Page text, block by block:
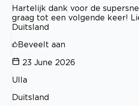
Hartelijk dank voor de
graag tot een volgende keer!
Duitsland
Beveelt aan
23 June 2026
Ulla
Duitsland